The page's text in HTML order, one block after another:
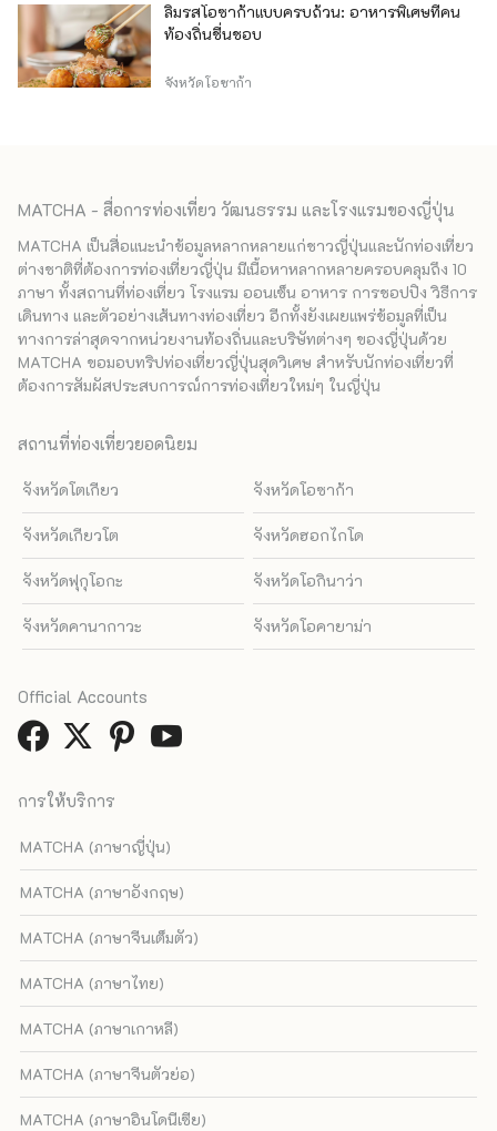
ลิ้มรสโอซาก้าแบบครบถ้วน: อาหารพิเศษที่คน
ท้องถิ่นชื่นชอบ
จังหวัดโอซาก้า
MATCHA - สื่อการท่องเที่ยว วัฒนธรรม และโรงแรมของญี่ปุ่น
MATCHA เป็นสื่อแนะนำข้อมูลหลากหลายแก่ชาวญี่ปุ่นและนักท่องเที่ยว
ต่างชาติที่ต้องการท่องเที่ยวญี่ปุ่น มีเนื้อหาหลากหลายครอบคลุมถึง 10
ภาษา ทั้งสถานที่ท่องเที่ยว โรงแรม ออนเซ็น อาหาร การชอปปิง วิธีการ
เดินทาง และตัวอย่างเส้นทางท่องเที่ยว อีกทั้งยังเผยแพร่ข้อมูลที่เป็น
ทางการล่าสุดจากหน่วยงานท้องถิ่นและบริษัทต่างๆ ของญี่ปุ่นด้วย
MATCHA ขอมอบทริปท่องเที่ยวญี่ปุ่นสุดวิเศษ สำหรับนักท่องเที่ยวที่
ต้องการสัมผัสประสบการณ์การท่องเที่ยวใหม่ๆ ในญี่ปุ่น
สถานที่ท่องเที่ยวยอดนิยม
จังหวัดโตเกียว จังหวัดโอซาก้า
จังหวัดเกียวโต จังหวัดฮอกไกโด
จังหวัดฟุกุโอกะ จังหวัดโอกินาว่า
จังหวัดคานากาวะ จังหวัดโอคายาม่า
การให้บริการ
MATCHA (ภาษาญี่ปุ่น)
MATCHA (ภาษาอังกฤษ)
MATCHA (ภาษาจีนเต็มตัว)
MATCHA (ภาษาไทย)
MATCHA (ภาษาเกาหลี)
MATCHA (ภาษาจีนตัวย่อ)
MATCHA (ภาษาอินโดนีเซีย)
Official Accounts